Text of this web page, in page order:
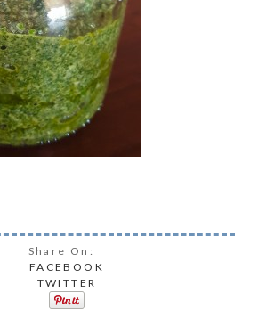
Share On:
FACEBOOK
TWITTER